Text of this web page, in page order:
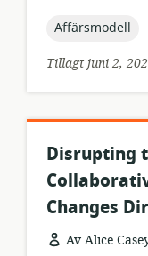
topic:
Affärsmodell
Tillagt juni 2,
Disrupting
Changes
Av Alice